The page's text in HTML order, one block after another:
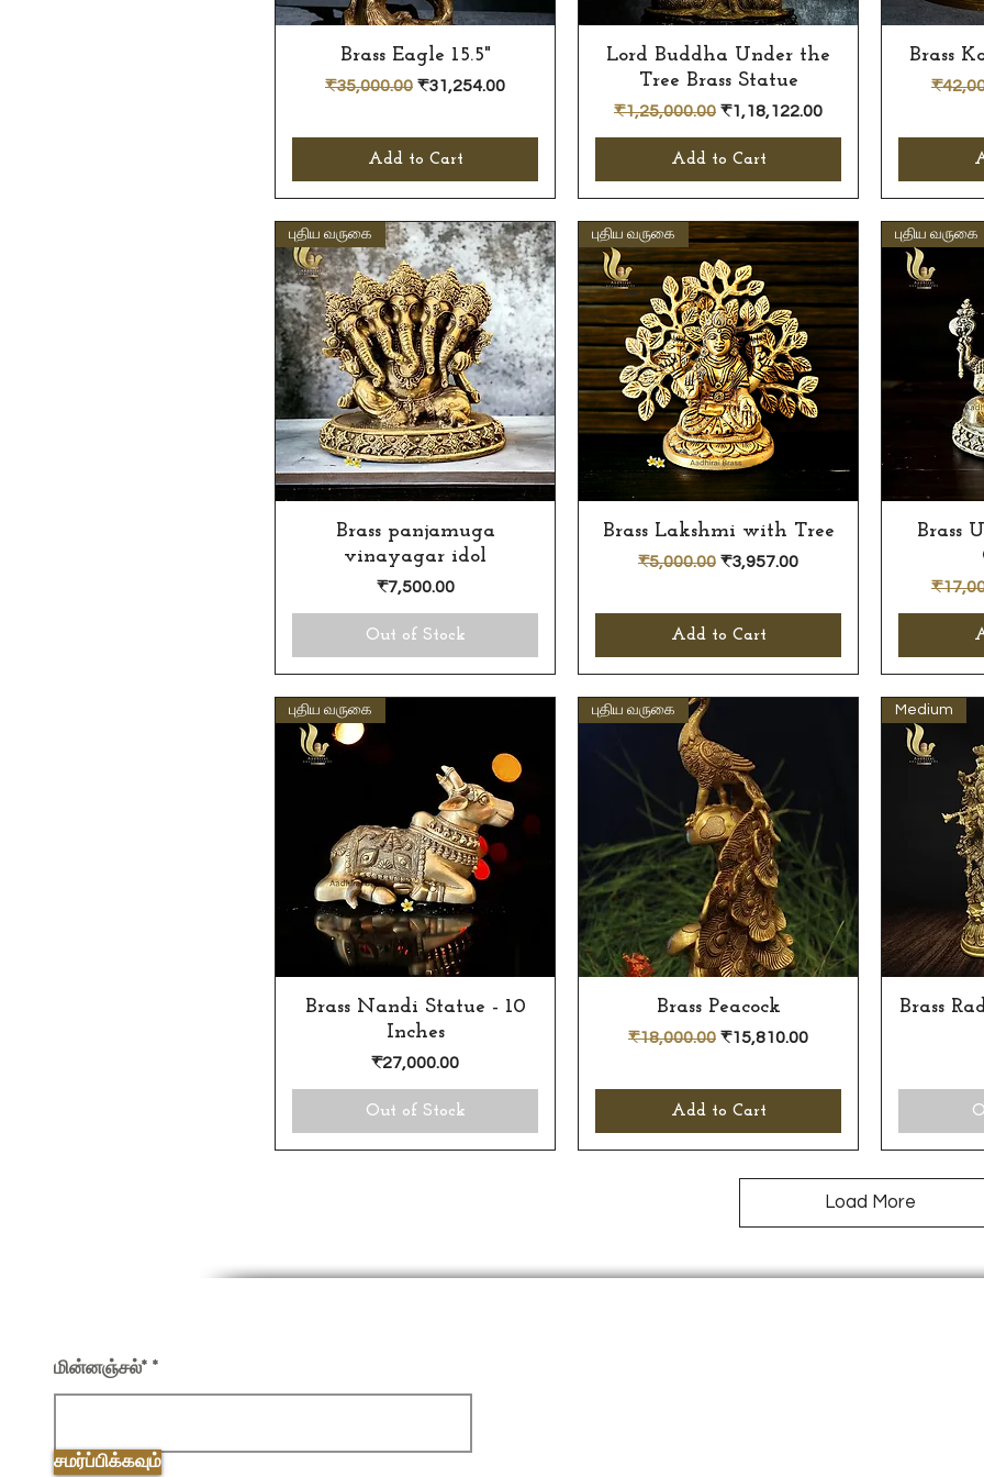
Quick View
Brass Eagle 15.5"
Regular Price
₹35,000.00 Sale Price
₹31,254.00
Add to Cart
Quick View
Lord Buddha Under the
Tree Brass Statue
Regular Price
₹1,25,000.00 Sale Price
₹1,18,122.00
Add to Cart
Brass
Quick View
புதிய வருகை
Brass panjamuga
vinayagar idol
Price
₹7,500.00
Out of Stock
Quick View
புதிய வருகை
Brass Lakshmi with Tree
Regular Price
₹5,000.00 Sale Price
₹3,957.00
Add to Cart
புதிய வருகை
Brass
Quick View
புதிய வருகை
Brass Nandi Statue - 10
Inches
Price
₹27,000.00
Out of Stock
Quick View
புதிய வருகை
Brass Peacock
Regular Price
₹18,000.00 Sale Price
₹15,810.00
Add to Cart
Medium
Brass
Load More
மின்னஞ்சல்*
சமர்ப்பிக்கவும்